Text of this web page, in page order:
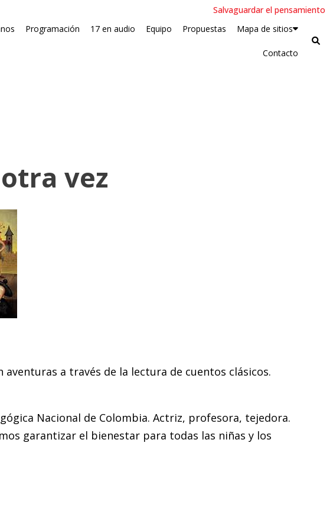
Salvaguardar el pensamiento
Programación 17 en audio Equipo Propuestas Mapa de sitios
Contacto
vez
aventuras a través de la lectura de cuentos clásicos.
Nacional de Colombia. Actriz, profesora, tejedora.
garantizar el bienestar para todas las niñas y los